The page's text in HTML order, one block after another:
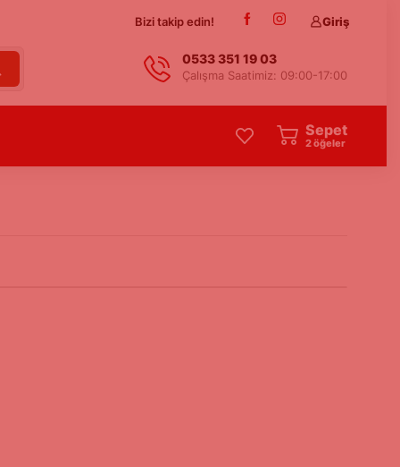
Bizi takip edin! Giriş
0533 351 19 03
Çalışma Saatimiz: 09:00-17:00
Sepet
2öğeler